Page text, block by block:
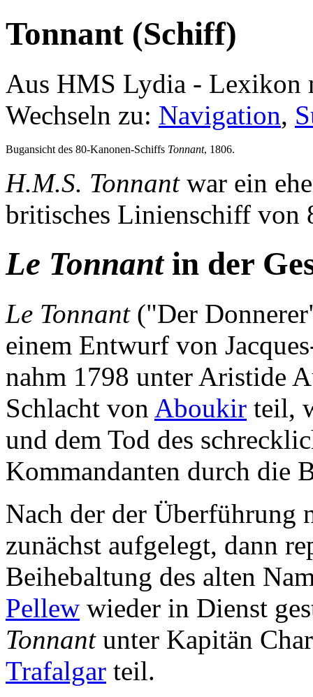
Tonnant (Schiff)
Aus HMS Lydia - Lexikon
Wechseln zu: Navigation,
Bugansicht des 80-Kanonen-Schiffs Tonnant, 1806.
H.M.S. Tonnantwar ein
britisches Linienschiff von
Le Tonnantin der
Le Tonnant("Der
einem Entwurf von
nahm 1798 unter Aristide
Schlacht von Aboukir teil,
und dem Tod des
Kommandanten durch die
Nach der der Überführung
zunächst aufgelegt, dann
Beihebaltung des alten
Pellew wieder in Dienst
Tonnantunter Kapitän
Trafalgar teil.